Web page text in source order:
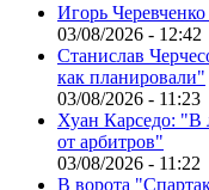
Игорь
03/08/2026 - 12:42
Станислав
как планировали"
03/08/2026 - 11:23
Хуан Карседо: "В
от арбитров"
03/08/2026 - 11:22
В ворота